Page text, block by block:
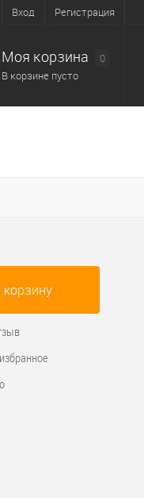
Вход Регистрация
Моя корзина
0
В корзине пусто
корзину